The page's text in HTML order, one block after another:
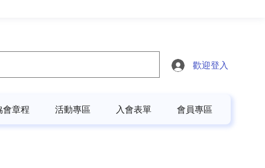
歡迎登入
會章程 活動專區 入會表單 會員專區